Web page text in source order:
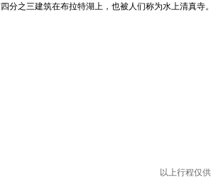
分之三建筑在布拉特湖上，也被人们称为水上清真寺
以上行程仅